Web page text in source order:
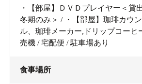
・【部屋】ＤＶＤプレイヤー＜貸
冬期のみ＞ / ・【部屋】珈琲カウ
ル、珈琲メーカー,ドリップコーヒ
売機 / 宅配便 / 駐車場あり
食事場所